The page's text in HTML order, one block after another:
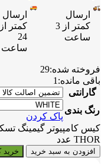
ارسال
کمتر از 3
ساعت
ارسال
کمتر از
24
ساعت
فروخته شده:29
باقی مانده: 1
گارانتی
رنگ بندی
پاک کردن
THOR عدد
افزودن به سبد خرید خرید